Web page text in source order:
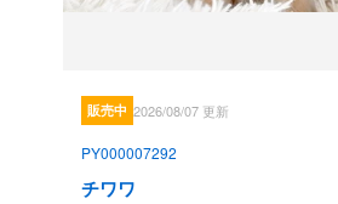
販売中 2026/08/07 更新
PY000007292
チワワ